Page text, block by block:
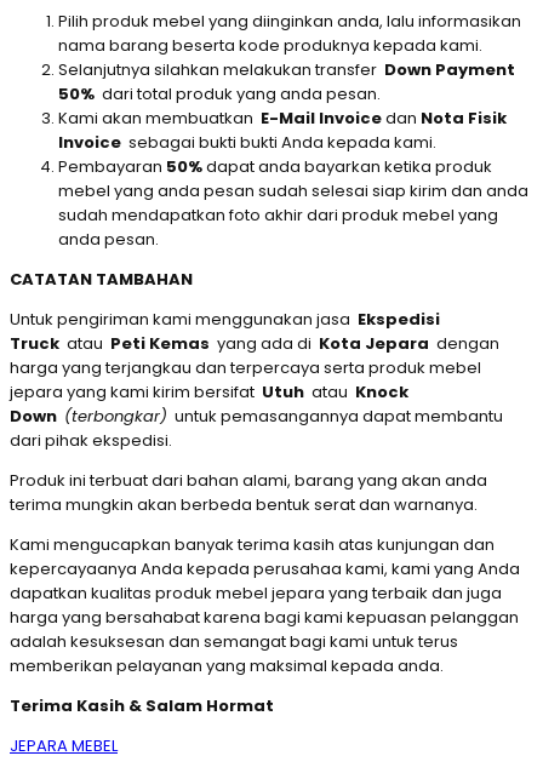
Pilih produk mebel yang diinginkan anda, lalu informasikan
nama barang beserta kode produknya kepada kami.
Selanjutnya silahkan melakukan transfer Down Payment
50% dari total produk yang anda pesan.
Kami akan membuatkan E-Mail Invoicedan Nota Fisik
Invoice sebagai bukti bukti Anda kepada kami.
Pembayaran 50%dapat anda bayarkan ketika produk
mebel yang anda pesan sudah selesai siap kirim dan anda
sudah mendapatkan foto akhir dari produk mebel yang
anda pesan.
CATATAN TAMBAHAN
Untuk pengiriman kami menggunakan jasa Ekspedisi
Truck atau Peti Kemas yang ada di Kota Jepara dengan
harga yang terjangkau dan terpercaya serta produk mebel
jepara yang kami kirim bersifat Utuh atau Knock
Down (terbongkar) untuk pemasangannya dapat membantu
dari pihak ekspedisi.
Produk ini terbuat dari bahan alami, barang yang akan anda
terima mungkin akan berbeda bentuk serat dan warnanya.
Kami mengucapkan banyak terima kasih atas kunjungan dan
kepercayaanya Anda kepada perusahaa kami, kami yang Anda
dapatkan kualitas produk mebel jepara yang terbaik dan juga
harga yang bersahabat karena bagi kami kepuasan pelanggan
adalah kesuksesan dan semangat bagi kami untuk terus
memberikan pelayanan yang maksimal kepada anda.
Terima Kasih & Salam Hormat
JEPARA MEBEL